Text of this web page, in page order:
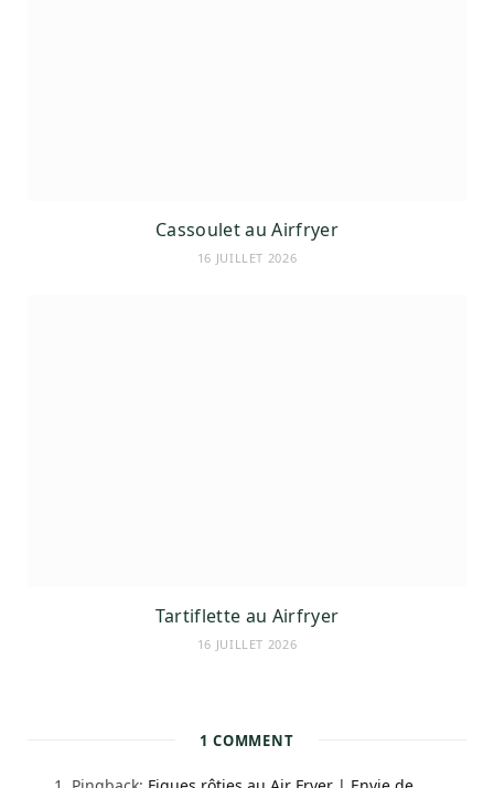
Cassoulet au Airfryer
16 JUILLET 2026
Tartiflette au Airfryer
16 JUILLET 2026
1 COMMENT